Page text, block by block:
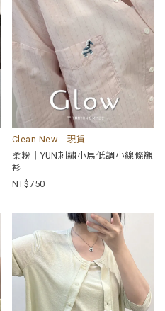
Clean New｜現貨
柔粉｜YUN刺繡小馬低調小線條襯
衫
750